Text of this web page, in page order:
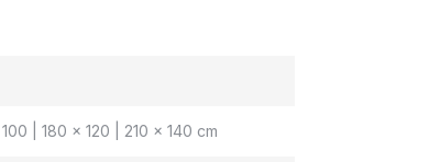
| 180 x 120 | 210 x 140 cm